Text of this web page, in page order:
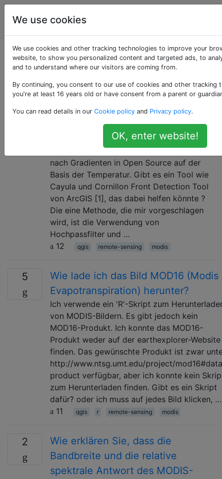
Geografisches
Informationssystem
Als «modis» getaggte
Fragen
1
Frontaler Nachweis von sst &
Chlorophyll-Bild
Ich arbeite an Satellitenbildern mit
Meeresoberflächentemperaturen und suche
nach Gradienten in Open Source auf der
Basis der Temperatur. Gibt es ein Tool wie
Cayula und Cornillon Front Detection Tool
von ArcGIS [1], das dabei helfen könnte ?
Die eine Methode, die mir vorgeschlagen
wird, ist die Verwendung von
Hochpassfilter und …
12
qgis remote-sensing modis
5
Wie lade ich das Bild MOD16 (Modis
Evapotranspiration) herunter?
Ich verwende ein 'R'-Skript zum
von MODIS-Bildern. Es gibt jedoch kein
MOD16-Produkt. Ich konnte das MOD16-
Produkt weder auf der earthexplorer-Website
finden. Das gewünschte Produkt ist zwar
http://www.ntsg.umt.edu/project/
product verfügbar, aber ich konnte kein
zum Herunterladen finden. Gibt es ein Skript
dafür? oder ich muss auf jedes Bild klicken, …
11
qgis r remote-sensing modis
2
Wie erklären Sie, dass die
Bandbreite und die relative
spektrale Antwort des MODIS-
We use cookies
We use cookies and other tracking technologies to improve your
website, to show you personalized content and targeted ads, to
and to understand where our visitors are coming from.
By continuing, you consent to our use of cookies and other tracking
you're at least 16 years old or have consent from a parent or
You can read details in our Cookie policy and Privacy policy.
OK, enter website!